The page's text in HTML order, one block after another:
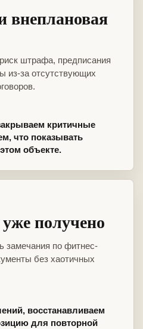
внеплановая
штрафа, предписания
из-за отсутствующих
критичные
что показывать
объекте.
получено
замечания по фитнес-
без хаотичных
восстанавливаем
для повторной